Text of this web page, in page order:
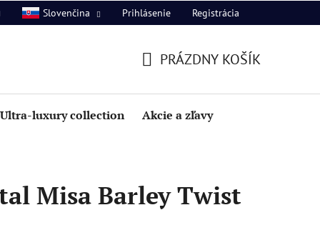
Slovenčina Prihlásenie Registrácia
KOŠÍK
PRÁZDNY KOŠÍK
Ultra-luxury collection Akcie a zľavy
Misa Barley Twist